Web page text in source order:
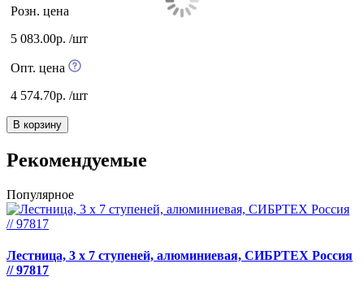
Розн. цена
5 083.00р. /шт
Опт. цена
4 574.70р. /шт
В корзину
Рекомендуемые
Популярное
Лестница, 3 х 7 ступеней, алюминиевая, СИБРТЕХ Pоссия
// 97817